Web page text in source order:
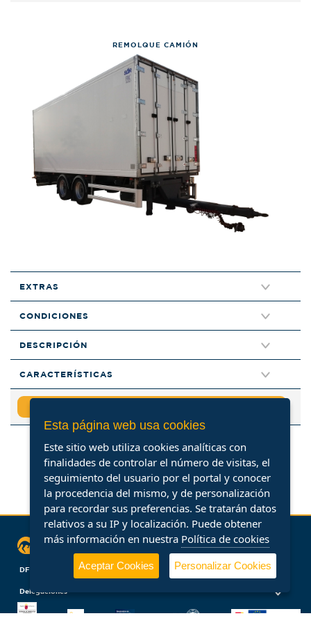
REMOLQUE CAMIÓN
EXTRAS
CONDICIONES
DESCRIPCIÓN
CARACTERÍSTICAS
Síguenos
DFM Rent a Car Información
Delegaciones
Esta página web usa cookies
Este sitio web utiliza cookies analíticas con
finalidades de controlar el número de visitas, el
seguimiento del usuario por el portal y conocer
la procedencia del mismo, y de personalización
para recordar sus preferencias. Se tratarán datos
relativos a su IP y localización. Puede obtener
más información en nuestra Política de cookies
Aceptar Cookies Personalizar Cookies